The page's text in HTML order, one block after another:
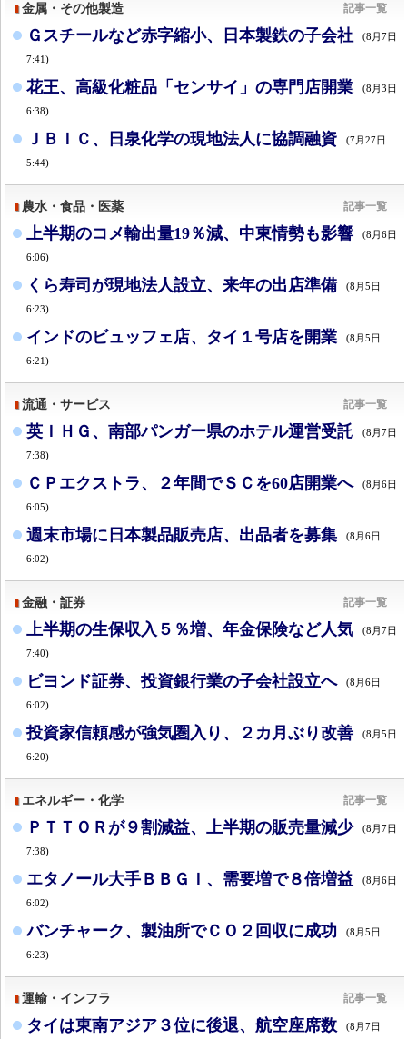
金属・その他製造 記事一覧
Ｇスチールなど赤字縮小、日本製鉄の子会社 (8月7日
7:41)
花王、高級化粧品「センサイ」の専門店開業 (8月3日
6:38)
ＪＢＩＣ、日泉化学の現地法人に協調融資 (7月27日
5:44)
農水・食品・医薬 記事一覧
上半期のコメ輸出量19％減、中東情勢も影響 (8月6日
6:06)
くら寿司が現地法人設立、来年の出店準備 (8月5日
6:23)
インドのビュッフェ店、タイ１号店を開業 (8月5日
6:21)
流通・サービス 記事一覧
英ＩＨＧ、南部パンガー県のホテル運営受託 (8月7日
7:38)
ＣＰエクストラ、２年間でＳＣを60店開業へ (8月6日
6:05)
週末市場に日本製品販売店、出品者を募集 (8月6日
6:02)
金融・証券 記事一覧
上半期の生保収入５％増、年金保険など人気 (8月7日
7:40)
ビヨンド証券、投資銀行業の子会社設立へ (8月6日
6:02)
投資家信頼感が強気圏入り、２カ月ぶり改善 (8月5日
6:20)
エネルギー・化学 記事一覧
ＰＴＴＯＲが９割減益、上半期の販売量減少 (8月7日
7:38)
エタノール大手ＢＢＧＩ、需要増で８倍増益 (8月6日
6:02)
バンチャーク、製油所でＣＯ２回収に成功 (8月5日
6:23)
運輸・インフラ 記事一覧
タイは東南アジア３位に後退、航空座席数 (8月7日